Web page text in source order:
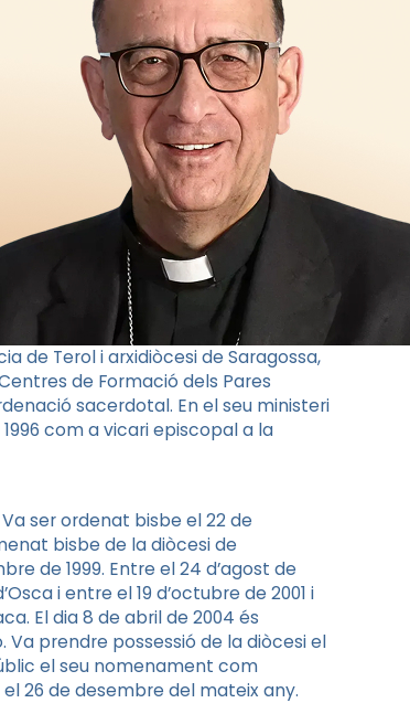
de Terol i arxidiòcesi de Saragossa,
de Formació dels Pares
sacerdotal. En el seu ministeri
com a vicari episcopal a la
ser ordenat bisbe el 22 de
bisbe de la diòcesi de
de 1999. Entre el 24 d’agost de
i entre el 19 d’octubre de 2001 i
El dia 8 de abril de 2004 és
prendre possessió de la diòcesi el
el seu nomenament com
26 de desembre del mateix any.